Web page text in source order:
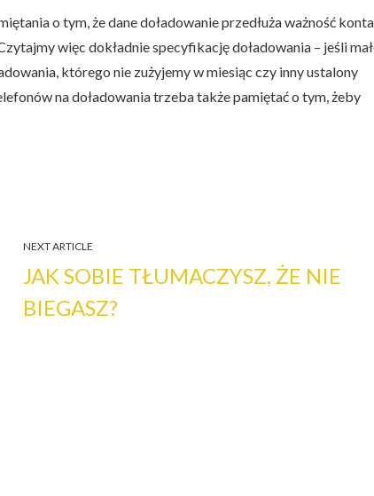
o tym, że dane doładowanie przedłuża ważność konta
więc dokładnie specyfikację doładowania – jeśli
którego nie zużyjemy w miesiąc czy inny ustalony
na doładowania trzeba także pamiętać o tym, żeby
NEXT ARTICLE
JAK SOBIE TŁUMACZYSZ, ŻE NIE
BIEGASZ?